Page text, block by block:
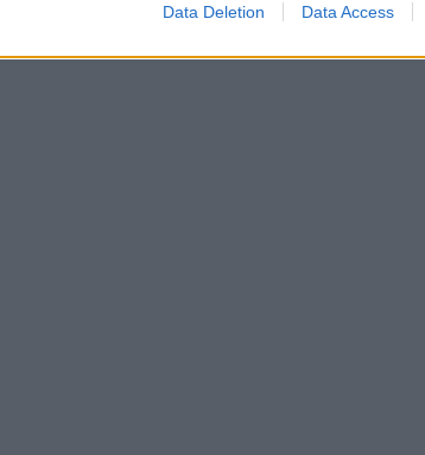
Data Deletion Data Access